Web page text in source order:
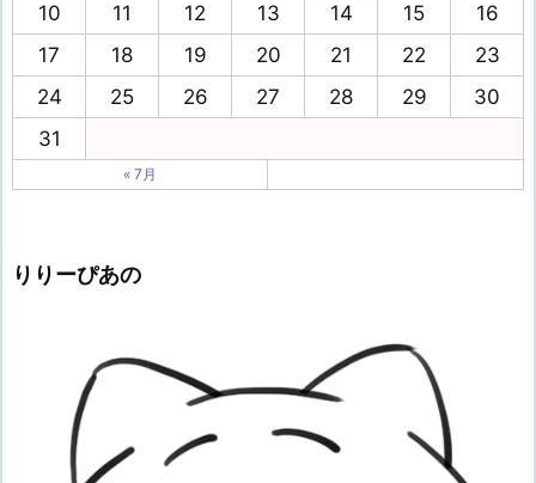
10
11 12 13 14 15
16
17
18 19 20 21 22
23
24
25 26 27 28 29
30
31
« 7月
りりーぴあの